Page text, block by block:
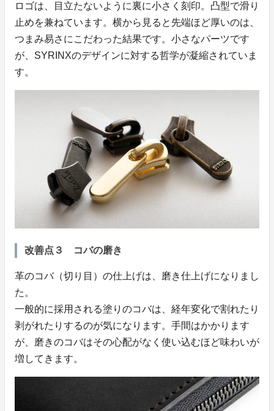
ロゴは、目立たないように裏に小さく刻印。凸型で滑り
止めを兼ねています。横から見ると先端ほど厚いのは、
つまみ易さにこだわった結果です。小さなパーツです
が、SYRINXのデザインに対する哲学が凝縮されていま
す。
改善点３ コバの磨き
革のコバ（切り目）の仕上げは、磨き仕上げになりまし
た。
一般的に採用される塗りのコバは、経年変化で割れたり
剥がれたりするのが気になります。手間はかかります
が、磨きのコバはその心配がなく使い込むほど味わいが
増してきます。